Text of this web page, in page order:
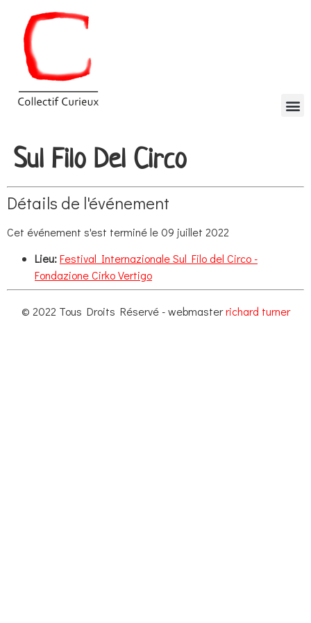
Sul Filo Del Circo
Détails de l'événement
Cet événement s'est terminé le 09 juillet 2022
Lieu:Festival Internazionale Sul Filo del Circo -
Fondazione Cirko Vertigo
© 2022 Tous Droits Réservé - webmasterrichard turner